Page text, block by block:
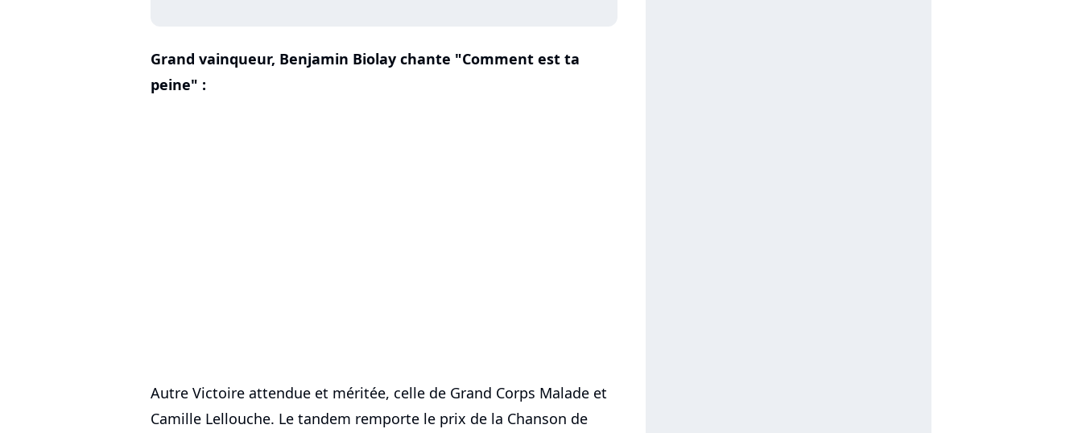
Grand vainqueur, Benjamin Biolay chante "Comment est ta
peine" :
Autre Victoire attendue et méritée, celle de Grand Corps Malade et
Camille Lellouche. Le tandem remporte le prix de la Chanson de